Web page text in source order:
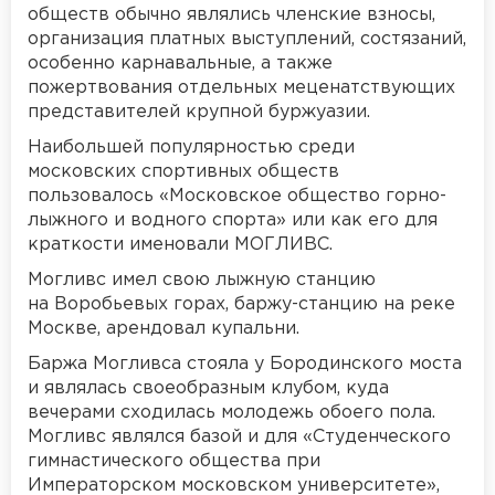
обществ обычно являлись членские взносы,
организация платных выступлений, состязаний,
особенно карнавальные, а также
пожертвования отдельных меценатствующих
представителей крупной буржуазии.
Наибольшей популярностью среди
московских спортивных обществ
пользовалось «Московское общество горно-
лыжного и водного спорта» или как его для
краткости именовали МОГЛИВС.
Могливс имел свою лыжную станцию
на Воробьевых горах, баржу-станцию на реке
Москве, арендовал купальни.
Баржа Могливса стояла у Бородинского моста
и являлась своеобразным клубом, куда
вечерами сходилась молодежь обоего пола.
Могливс являлся базой и для «Студенческого
гимнастического общества при
Императорском московском университете»,